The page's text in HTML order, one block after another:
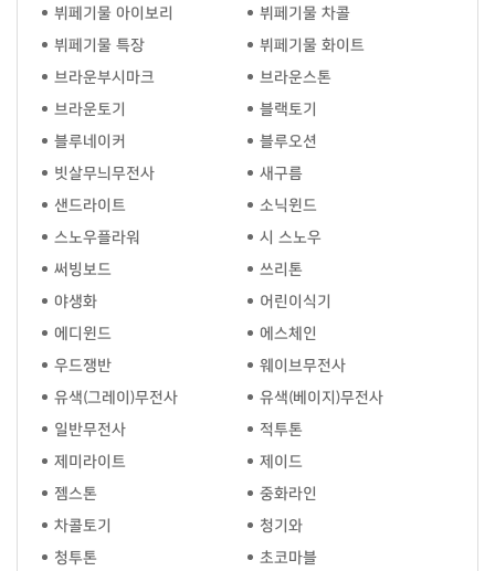
뷔페기물 아이보리
뷔페기물 차콜
뷔페기물 특장
뷔페기물 화이트
브라운부시마크
브라운스톤
브라운토기
블랙토기
블루네이커
블루오션
빗살무늬무전사
새구름
샌드라이트
소닉윈드
스노우플라워
시 스노우
써빙보드
쓰리톤
야생화
어린이식기
에디윈드
에스체인
우드쟁반
웨이브무전사
유색(그레이)무전사
유색(베이지)무전사
일반무전사
적투톤
제미라이트
제이드
젬스톤
중화라인
차콜토기
청기와
청투톤
초코마블